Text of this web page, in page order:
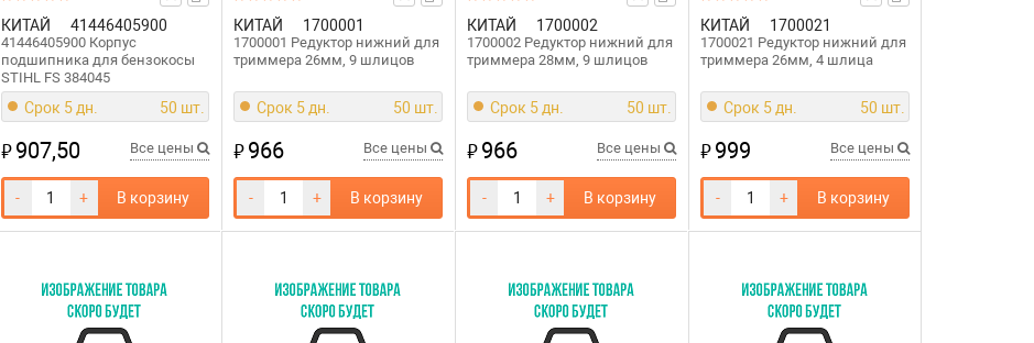
КИТАЙ 41446405900
41446405900 Корпус
подшипника для бензокосы
STIHL FS 384045
Срок 5 дн. 50 шт.
₽907,50 Все цены
- + В корзину
КИТАЙ 1700001
1700001 Редуктор нижний для
триммера 26мм, 9 шлицов
Срок 5 дн. 50 шт.
₽966 Все цены
- + В корзину
КИТАЙ 1700002
1700002 Редуктор нижний для
триммера 28мм, 9 шлицов
Срок 5 дн. 50 шт.
₽966 Все цены
- + В корзину
КИТАЙ 1700021
1700021 Редуктор нижний для
триммера 26мм, 4 шлица
Срок 5 дн. 50 шт.
₽999 Все цены
- + В корзину